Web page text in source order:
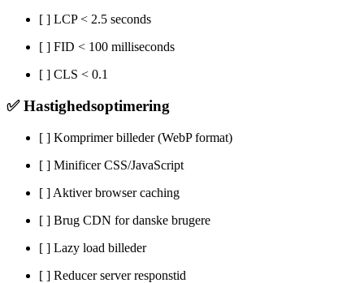
[ ] LCP < 2.5 seconds
[ ] FID < 100 milliseconds
[ ] CLS < 0.1
✅ Hastighedsoptimering
[ ] Komprimer billeder (WebP format)
[ ] Minificer CSS/JavaScript
[ ] Aktiver browser caching
[ ] Brug CDN for danske brugere
[ ] Lazy load billeder
[ ] Reducer server responstid